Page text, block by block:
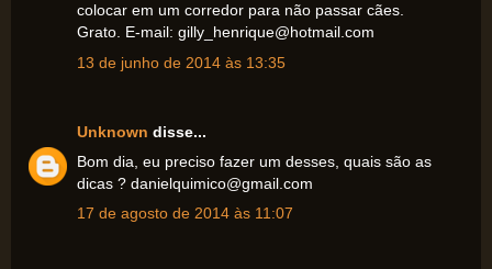
colocar em um corredor para não passar cães.
Grato. E-mail: gilly_henrique@hotmail.com
13 de junho de 2014 às 13:35
Unknown disse...
Bom dia, eu preciso fazer um desses, quais são as
dicas ? danielquimico@gmail.com
17 de agosto de 2014 às 11:07